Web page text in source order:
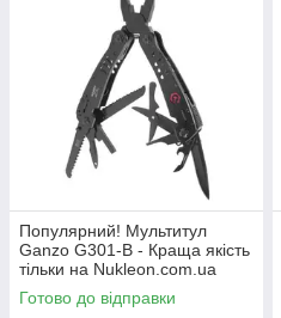
Популярний! Мультитул
Ganzo G301-B - Краща якість
тільки на Nukleon.com.ua
Готово до відправки